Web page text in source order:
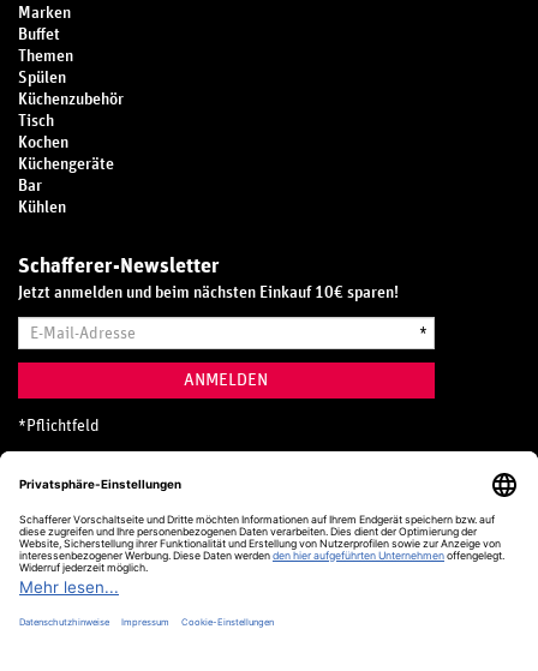
Marken
Buffet
Themen
Spülen
Küchenzubehör
Tisch
Kochen
Küchengeräte
Bar
Kühlen
Schafferer-Newsletter
Jetzt anmelden und beim nächsten Einkauf 10€ sparen!
Mail-
*
ANMELDEN
* Pflichtfeld
Hotline
0800 20 70 300 (D)
Kostenlos aus dem deutschen Festnetz
24 Stunden / 365 Tage im Jahr